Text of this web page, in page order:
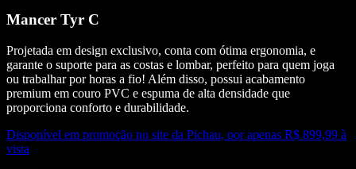
Mancer Tyr C
Projetada em design exclusivo, conta com ótima ergonomia, e
garante o suporte para as costas e lombar, perfeito para quem joga
ou trabalhar por horas a fio! Além disso, possui acabamento
premium em couro PVC e espuma de alta densidade que
proporciona conforto e durabilidade.
Disponível em promoção no site da Pichau, por apenas R$ 899,99 à
vista